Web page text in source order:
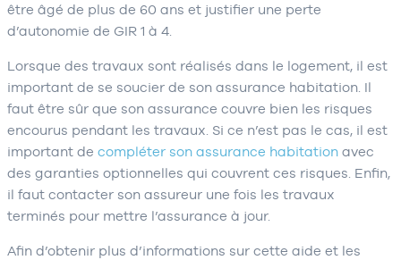
être âgé de plus de 60 ans et justifier une perte
d’autonomie de GIR 1 à 4.
Lorsque des travaux sont réalisés dans le logement, il est
important de se soucier de son assurance habitation. Il
faut être sûr que son assurance couvre bien les risques
encourus pendant les travaux. Si ce n’est pas le cas, il est
important de compléter son assurance habitation avec
des garanties optionnelles qui couvrent ces risques. Enfin,
il faut contacter son assureur une fois les travaux
terminés pour mettre l’assurance à jour.
Afin d’obtenir plus d’informations sur cette aide et les